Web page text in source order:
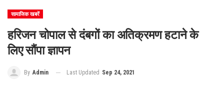
सामाजिक खबरें
हरिजन चोपाल से दंबगों का अतिक्रमण हटाने के
लिए सौंपा ज्ञापन
By Admin Last Updated Sep 24, 2021